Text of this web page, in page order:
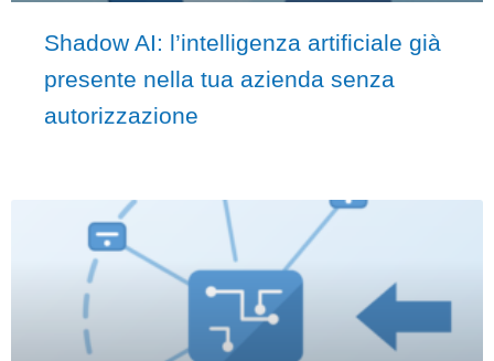
Shadow AI: l’intelligenza artificiale già
presente nella tua azienda senza
autorizzazione